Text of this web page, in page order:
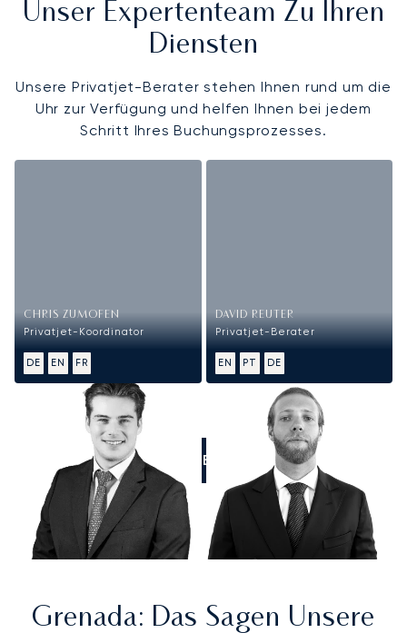
Unser Expertenteam Zu Ihren
Diensten
Unsere Privatjet-Berater stehen Ihnen rund um die
Uhr zur Verfügung und helfen Ihnen bei jedem
Schritt Ihres Buchungsprozesses.
CHRIS ZUMOFEN
Privatjet-Koordinator
DE EN FR
DAVID REUTER
Privatjet-Berater
EN PT DE
RUFEN SIE UNS AN
Grenada: Das Sagen Unsere